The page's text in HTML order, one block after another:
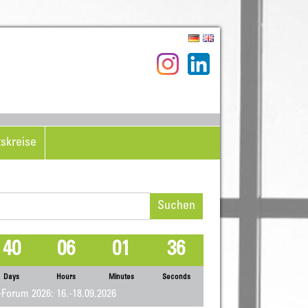
40
Days
06
Hours
01
Minutes
35
Seconds
2026: 16.-18.09.2026